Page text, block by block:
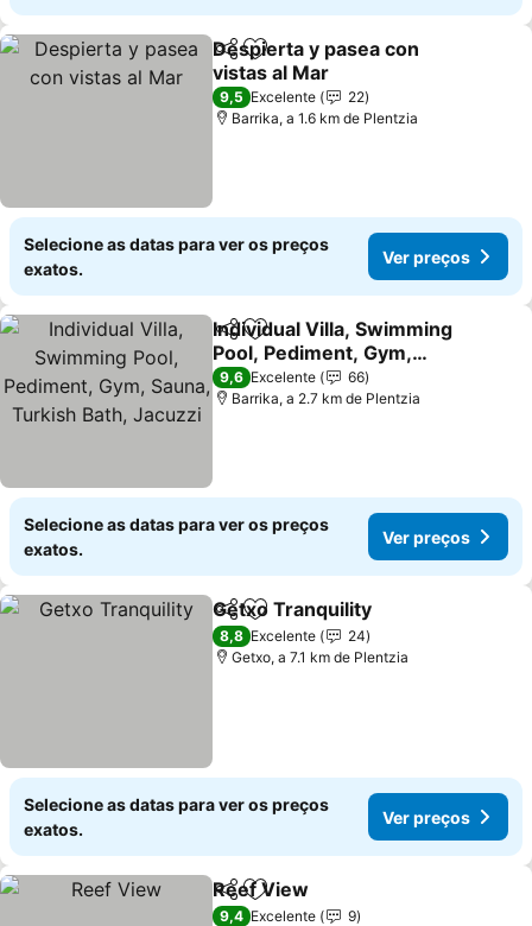
PartilharAdicionar aos favoritos
Despierta y pasea con
vistas al Mar
9,5 Excelente
22
Barrika, a 1.6 km de Plentzia
Selecione as datas para ver os preços
exatos.
Ver preços
PartilharAdicionar aos favoritos
Individual Villa, Swimming
Pool, Pediment, Gym,
Sauna, Turkish Bath,
Jacuzzi
9,6 Excelente
66
Barrika, a 2.7 km de Plentzia
Selecione as datas para ver os preços
exatos.
Ver preços
PartilharAdicionar aos favoritos
Getxo Tranquility
8,8 Excelente
24
Getxo, a 7.1 km de Plentzia
Selecione as datas para ver os preços
exatos.
Ver preços
PartilharAdicionar aos favoritos
Reef View
9,4 Excelente
9